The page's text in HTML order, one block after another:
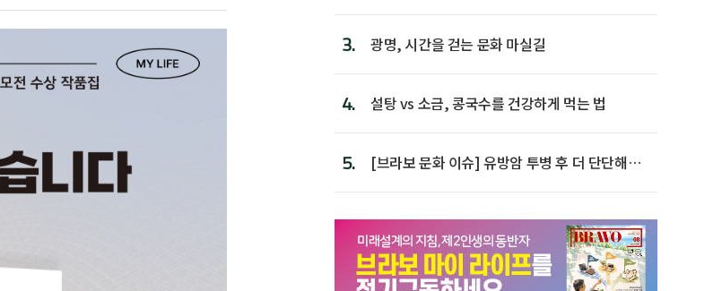
3. 광명, 시간을 걷는 문화 마실길
4. 설탕 vs 소금, 콩국수를 건강하게 먹는 법
5.
[브라보 문화 이슈] 유방암 투병 후 더 단단해진